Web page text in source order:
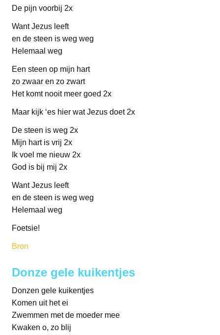
De pijn voorbij 2x
Want Jezus leeft
en de steen is weg weg
Helemaal weg
Een steen op mijn hart
zo zwaar en zo zwart
Het komt nooit meer goed 2x
Maar kijk ‘es hier wat Jezus doet 2x
De steen is weg 2x
Mijn hart is vrij 2x
Ik voel me nieuw 2x
God is bij mij 2x
Want Jezus leeft
en de steen is weg weg
Helemaal weg
Foetsie!
Bron
Donze gele kuikentjes
Donzen gele kuikentjes
Komen uit het ei
Zwemmen met de moeder mee
Kwaken o, zo blij